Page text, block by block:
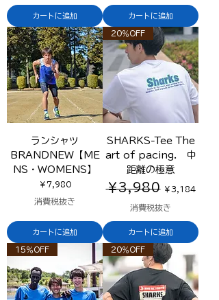
カートに追加 カートに追加
ランシャツ
BRANDNEW【ME
NS・WOMENS】
価格
￥7,980
消費税抜き
カートに追加
20％OFF
SHARKS-Tee The
art of pacing. 中
距離の極意
通常価格
￥3,980 ￥3,184
消費税抜き
カートに追加
15％OFF 20％OFF